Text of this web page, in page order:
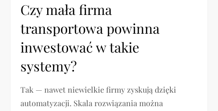
Czy mała firma
transportowa powinna
inwestować w takie
systemy?
Tak — nawet niewielkie firmy zyskują dzięki
automatyzacji. Skala rozwiązania można